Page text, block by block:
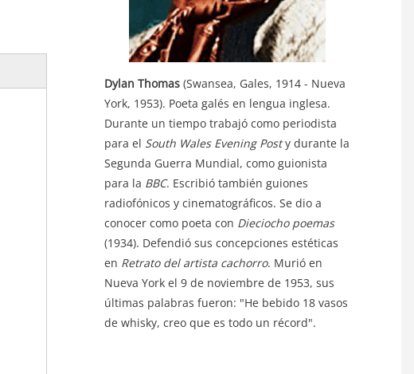
Dylan Thomas(Swansea, Gales, 1914 - Nueva
York, 1953). Poeta galés en lengua inglesa.
Durante un tiempo trabajó como periodista
para el South Wales Evening Posty durante la
Segunda Guerra Mundial, como guionista
para la BBC. Escribió también guiones
radiofónicos y cinematográficos. Se dio a
conocer como poeta con Dieciocho poemas
(1934). Defendió sus concepciones estéticas
en Retrato del artista cachorro. Murió en
Nueva York el 9 de noviembre de 1953, sus
últimas palabras fueron: "He bebido 18 vasos
de whisky, creo que es todo un récord".